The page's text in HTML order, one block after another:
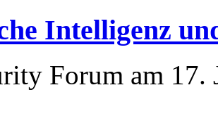
Intelligenz
Forum am